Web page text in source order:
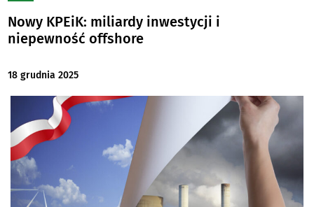
Nowy KPEiK: miliardy inwestycji i
niepewność offshore
18 grudnia 2025